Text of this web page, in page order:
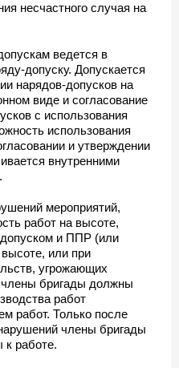
несчастного случая на
ведется в
допуску. Допускается
нарядов-допусков на
виде и согласование
с использования
использования
и утверждении
внутренними
мероприятий,
работ на высоте,
и ППР (или
высоте, или при
угрожающих
бригады должны
работ
работ. Только после
члены бригады
к работе.